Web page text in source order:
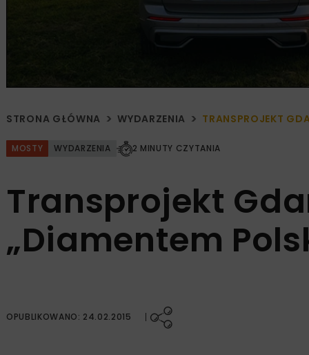
STRONA GŁÓWNA WYDARZENIA TRANSPROJEKT
MOSTY WYDARZENIA 2 MINUTY CZYTANIA
Transprojekt
„Diamentem
OPUBLIKOWANO: 24.02.2015